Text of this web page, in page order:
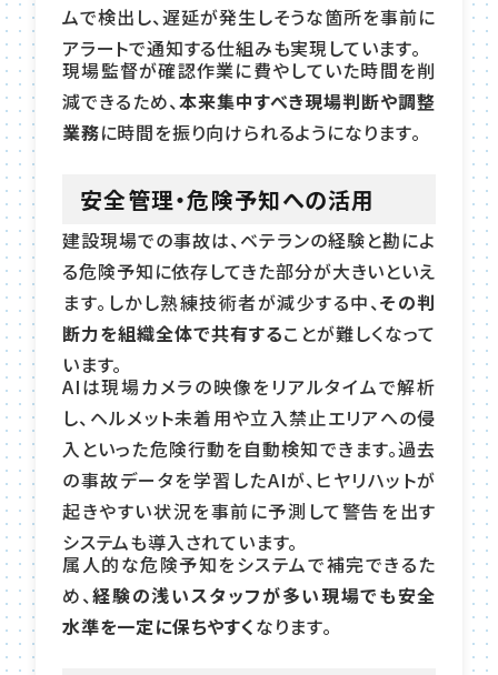
ムで検出し、遅延が発生しそうな箇所を事前に
アラートで通知する仕組みも実現しています。
現場監督が確認作業に費やしていた時間を削
減できるため、本来集中すべき現場判断や調整
業務に時間を振り向けられるようになります。
安全管理・危険予知への活用
建設現場での事故は、ベテランの経験と勘によ
る危険予知に依存してきた部分が大きいといえ
ます。しかし熟練技術者が減少する中、その判
断力を組織全体で共有することが難しくなって
います。
AIは現場カメラの映像をリアルタイムで解析
し、ヘルメット未着用や立入禁止エリアへの侵
入といった危険行動を自動検知できます。過去
の事故データを学習したAIが、ヒヤリハットが
起きやすい状況を事前に予測して警告を出す
システムも導入されています。
属人的な危険予知をシステムで補完できるた
め、経験の浅いスタッフが多い現場でも安全
水準を一定に保ちやすくなります。